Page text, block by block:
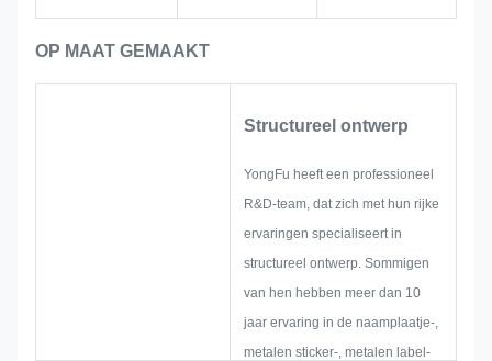
het premium gevoel en de
herdenkingswaarde van het geschenk
OP MAAT GEMAAKT
Structureel ontwerp
YongFu heeft een professioneel
R&D-team, dat zich met hun rijke
ervaringen specialiseert in
structureel ontwerp. Sommigen
van hen hebben meer dan 10
jaar ervaring in de naamplaatje-,
metalen sticker-, metalen label-